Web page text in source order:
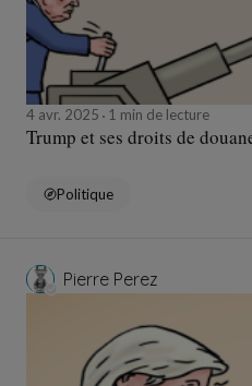
4 avr. 2025 1 min de lecture
Trump et ses droits de
Politique
Pierre Perez